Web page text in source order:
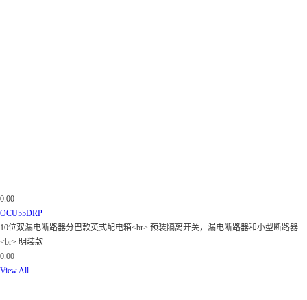
0.00
OCU55DRP
10位双漏电断路器分巴款英式配电箱<br> 预装隔离开关，漏电断路器和小型断路器
<br> 明装款
0.00
View All